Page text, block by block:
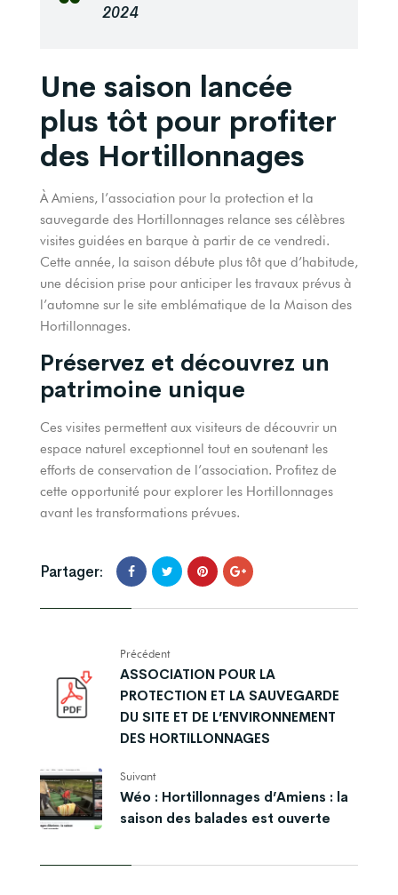
2024
Une saison lancée
plus tôt pour profiter
des Hortillonnages
À Amiens, l’association pour la protection et la
sauvegarde des Hortillonnages relance ses célèbres
visites guidées en barque à partir de ce vendredi.
Cette année, la saison débute plus tôt que d’habitude,
une décision prise pour anticiper les travaux prévus à
l’automne sur le site emblématique de la Maison des
Hortillonnages.
Préservez et découvrez un
patrimoine unique
Ces visites permettent aux visiteurs de découvrir un
espace naturel exceptionnel tout en soutenant les
efforts de conservation de l’association. Profitez de
cette opportunité pour explorer les Hortillonnages
avant les transformations prévues.
Partager:
Précédent
ASSOCIATION POUR LA
PROTECTION ET LA SAUVEGARDE
DU SITE ET DE L’ENVIRONNEMENT
DES HORTILLONNAGES
Suivant
Wéo : Hortillonnages d’Amiens : la
saison des balades est ouverte